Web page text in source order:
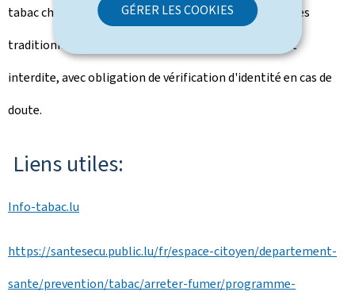
GÉRER LES COOKIES
tabac chauffés sont alignés sur les règles des cigarettes
traditionnelles. La vente aux mineurs est strictement
interdite, avec obligation de vérification d'identité en cas de
doute.
Liens utiles:
Info-tabac.lu
https://santesecu.public.lu/fr/espace-citoyen/departement-
sante/prevention/tabac/arreter-fumer/programme-